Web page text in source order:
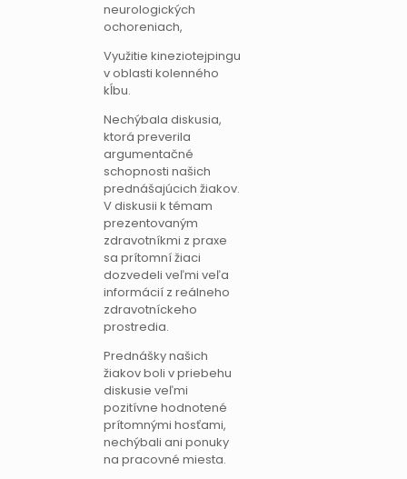
neurologických
ochoreniach,
Využitie kineziotejpingu
v oblasti kolenného
kĺbu.
Nechýbala diskusia,
ktorá preverila
argumentačné
schopnosti našich
prednášajúcich žiakov.
V diskusii k témam
prezentovaným
zdravotníkmi z praxe
sa prítomní žiaci
dozvedeli veľmi veľa
informácií z reálneho
zdravotníckeho
prostredia.
Prednášky našich
žiakov boli v priebehu
diskusie veľmi
pozitívne hodnotené
prítomnými hosťami,
nechýbali ani ponuky
na pracovné miesta.